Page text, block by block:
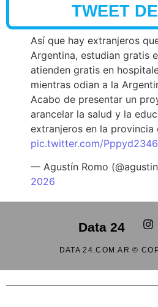
TWEET
Así que hay extranjeros
Argentina, estudian gratis
atienden gratis en
mientras odian a la
Acabo de presentar un
arancelar la salud y la
extranjeros en la provincia
pic.twitter.com/
— Agustín Romo
2026
Data 24
DATA 24.COM.AR ©